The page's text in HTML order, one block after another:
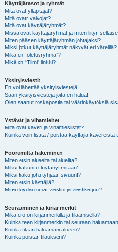
Käyttäjätasot ja ryhmät
Mitä ovat ylläpitäjät?
Mitä ovatr valvojat?
Mitä ovat käyttäjäryhmät?
Missä ovat käyttäjäryhmät ja miten liityn
Miten pääsen käyttäjäryhmän johtajaksi?
Miksi jotkut käyttäjäryhmät näkyvät eri väreillä?
Mikä on “oletusryhmä”?
Mikä on “Tiimi” linkki?
Yksityisviestit
En voi lähettää yksityisviestejä!
Saan yksityisviestejä joita en halua!
Olen saanut roskapostia tai väärinkäytöksiä
Ystävät ja vihamiehet
Mitä ovat kaveri ja vihamieslistat?
Kuinka voin lisätä / poistaa käyttäjiä kavereista
Foorumilta hakeminen
Miten etsin alueelta tai alueilta?
Miksi hakuni ei löytänyt mitään?
Miksi haku johti tyhjään sivuun!?
Miten etsin käyttäjiä?
Miten löydän omat viestini ja viestiketjuni?
Seuraaminen ja kirjanmerkit
Mikä ero on kirjanmerkillä ja tilaamisella?
Kuinka teen kirjanmerkin tai seuraan
Kuinka tilaan haluamani alueen?
Kuinka poistan tilaukseni?